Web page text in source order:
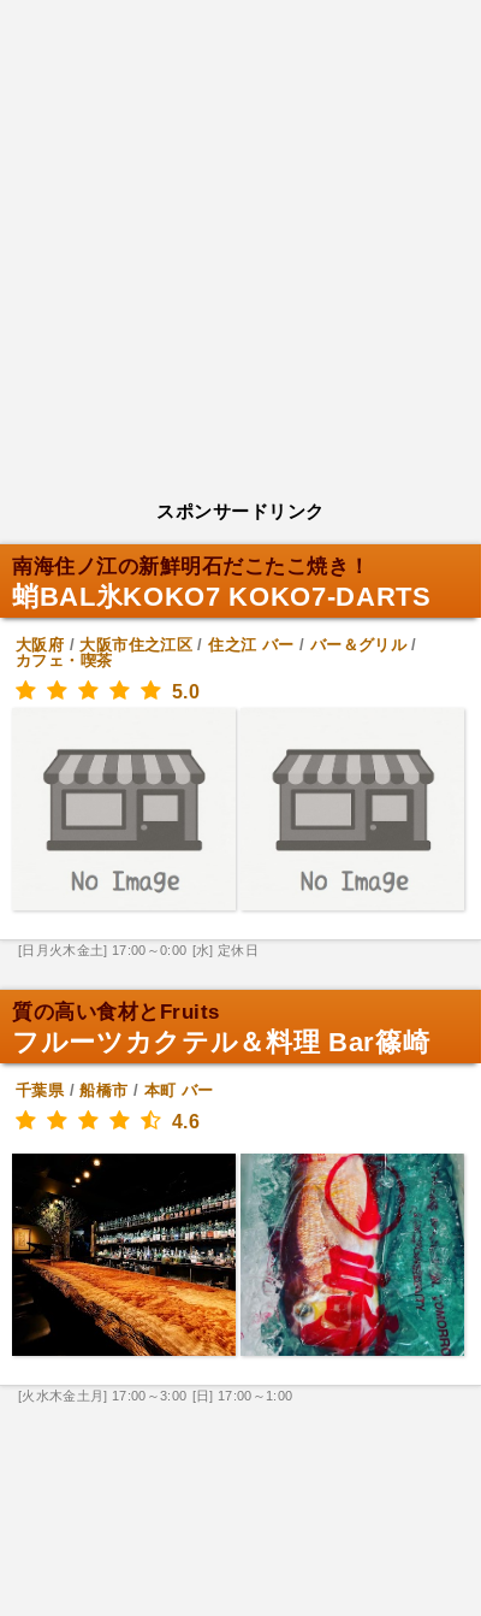
スポンサードリンク
南海住ノ江の新鮮明石だこたこ焼き！
蛸BAL氷KOKO7 KOKO7-DARTS
大阪府 /大阪市住之江区 /住之江 バー / バー＆グリル/
カフェ・喫茶
5.0
[日月火木金土] 17:00～0:00 [水] 定休日
質の高い食材とFruits
フルーツカクテル＆料理 Bar篠崎
千葉県/船橋市 / 本町 バー
4.6
[火水木金土月] 17:00～3:00 [日] 17:00～1:00